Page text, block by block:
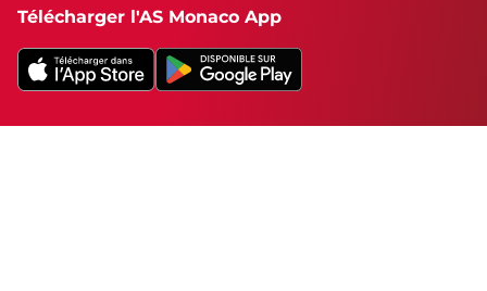
Télécharger l'AS Monaco App